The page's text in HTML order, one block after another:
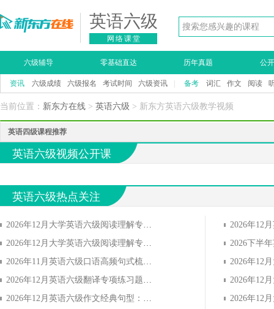
英语六级
网络课堂
六级辅导 零基础直达 历年真题 公
资讯 六级成绩 六级报名 考试时间 六级资讯 备考 词汇 作文 阅读
当前位置： 新东方在线 > 英语六级 > 新东方英语六级教学视频
英语四级课程推荐
英语六级视频公开课
英语六级热点关注
2026年12月大学英语六级阅读理解专项习题(7)
2026年12月大学英语六级阅读理解专项习题(8)
2026年11月英语六级口语高频句式梳理(8)
2026年12月英语六级翻译专项练习题：社群学习
2026年12月英语六级作文经典句型：指控总统